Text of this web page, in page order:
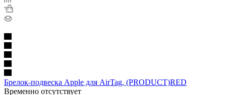
Брелок-подвеска Apple для AirTag, (PRODUCT)RED
Временно отсутствует